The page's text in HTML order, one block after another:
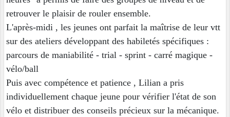
retrouver le plaisir de rouler ensemble.
L'après-midi , les jeunes ont parfait la maîtrise de leur vtt
sur des ateliers développant des habiletés spécifiques :
parcours de maniabilité - trial - sprint - carré magique -
vélo/ball
Puis avec compétence et patience , Lilian a pris
individuellement chaque jeune pour vérifier l'état de son
vélo et distribuer des conseils précieux sur la mécanique.